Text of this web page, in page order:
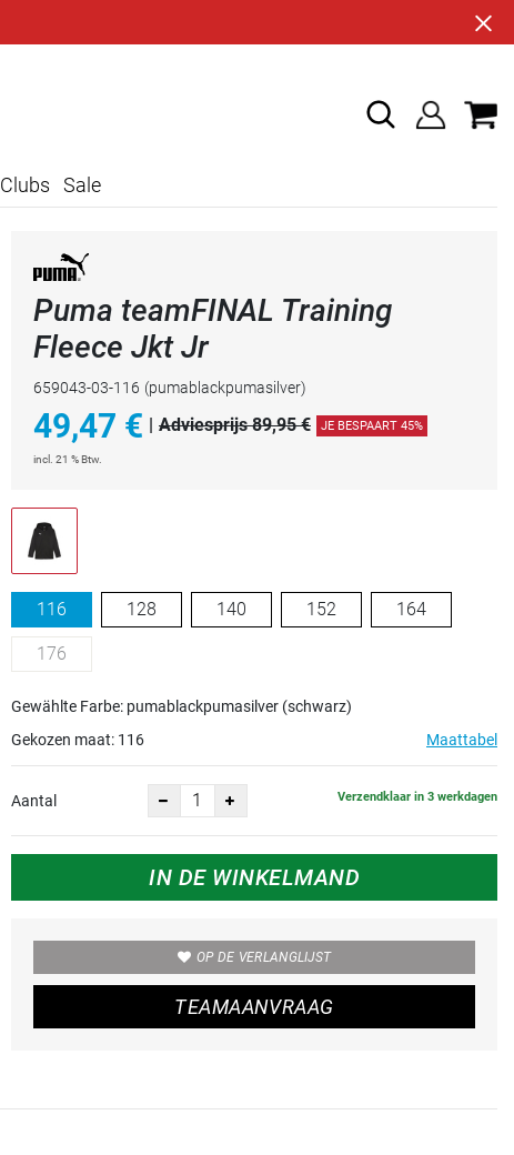
Clubs Sale
Puma teamFINAL Training
Fleece Jkt Jr
659043-03-116 (pumablackpumasilver)
49,47 € Adviesprijs 89,95 € JE BESPAART 45%
incl. 21 % Btw.
116 128 140 152 164
176
Gewählte Farbe: pumablackpumasilver (schwarz)
Gekozen maat: 116 Maattabel
Aantal Verzendklaar in 3 werkdagen
IN DE WINKELMAND
OP DE VERLANGLIJST
TEAMAANVRAAG